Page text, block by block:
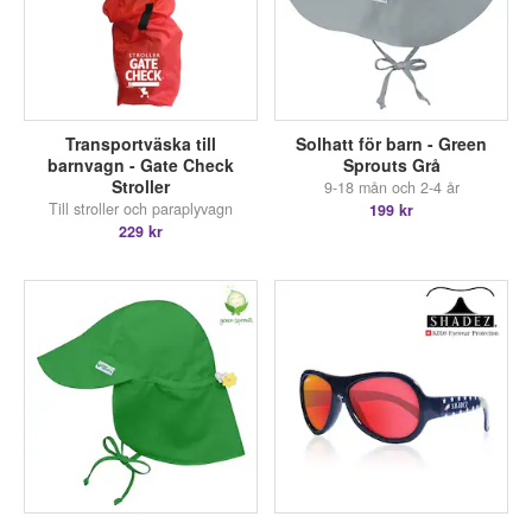
Transportväska till
barnvagn - Gate Check
Stroller
Till stroller och paraplyvagn
229 kr
Solhatt för barn - Green
Sprouts Grå
9-18 mån och 2-4 år
199 kr